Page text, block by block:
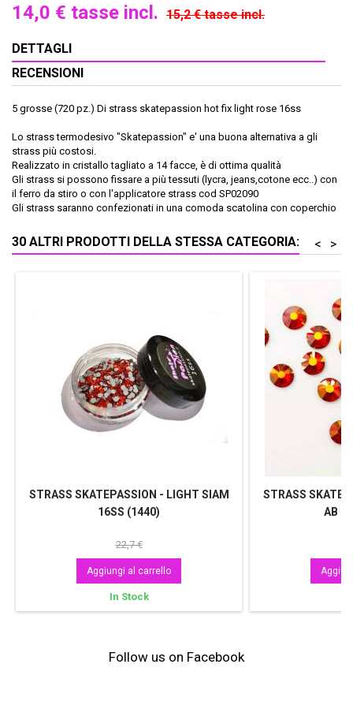
14,0 € tasse incl. 15,2 €tasse incl.
DETTAGLI
RECENSIONI
5 grosse (720 pz.) Di strass skatepassion hot fix light rose 16ss
Lo strass termodesivo "Skatepassion" e' una buona alternativa a gli
strass più costosi.
Realizzato in cristallo tagliato a 14 facce, è di ottima qualità
Gli strass si possono fissare a più tessuti (lycra, jeans,cotone ecc..) con
il ferro da stiro o con l'applicatore strass cod SP02090
Gli strass saranno confezionati in una comoda scatolina con coperchio
30 ALTRI PRODOTTI DELLA STESSA CATEGORIA: >
<
STRASS SKATEPASSION - LIGHT SIAM
16SS (1440)
22,7 €
Aggiungi al carrello
In Stock
STRASS
AB
Follow us on Facebook